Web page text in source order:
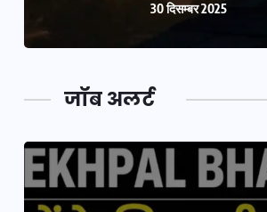
30 दिसम्बर 2025
जॉब अलर्ट